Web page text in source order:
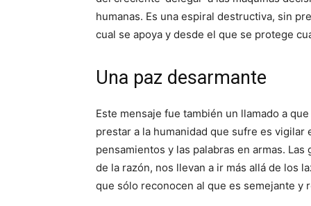
humanas. Es una espiral destructiva, sin
cual se apoya y desde el que se protege
Una paz desarmante
Este mensaje fue también un llamado a
prestar a la humanidad que sufre es
pensamientos y las palabras en armas.
de la razón, nos llevan a ir más allá de los
que sólo reconocen al que es semejante y